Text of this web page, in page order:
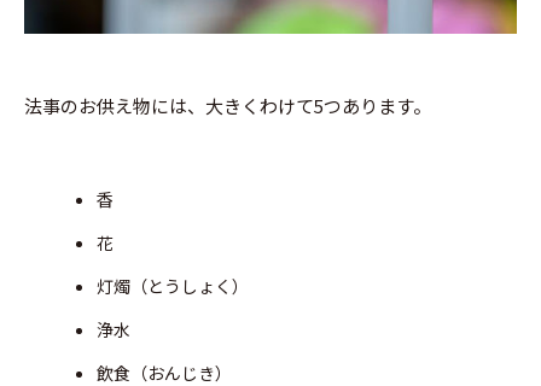
法事のお供え物には、大きくわけて5つあります。
香
花
灯燭（とうしょく）
浄水
飲食（おんじき）